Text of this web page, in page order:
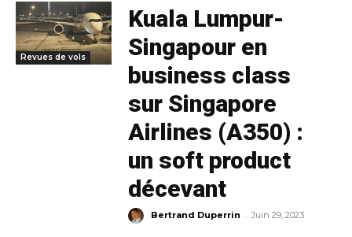
Revues de vols
Kuala Lumpur-
Singapour en
business class
sur Singapore
Airlines (A350) :
un soft product
décevant
Bertrand Duperrin - Juin 29, 2023